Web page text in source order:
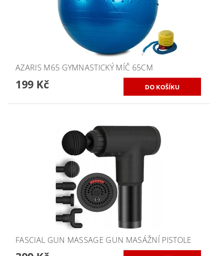
AZARIS M65 GYMNASTICKÝ MÍČ 65CM
199 Kč
FASCIAL GUN MASSAGE GUN MASÁŽNÍ PISTOLE